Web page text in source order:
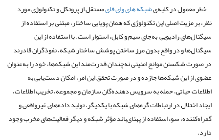
خطرمعمولدرکلیهیشبکههایوای فایمستقلازپروتکلوتکنولوژیمورد
نظر،برمزیتاصلیاینتکنولوژیکههمانپویاییساختار،مبتنیبراستفادهاز
سیگنالهایرادیوییبهجایسیموکابل،استواراست.بااستفادهازاین
سیگنالهاودرواقعبدونمرزساختنپوششساختارشبکه،نفوذگرانقادرند
درصورتشکستنموانعامنیتینهچندانقدرتمنداینشبکهها،خودرابهعنوان
عضویازاینشبکههاجازدهودرصورتتحققاینامر،امکاندستیابیبه
اطلاعاتحیاتی،حملهبهسرویسدهندهگانسازمانومجموعه،تخریباطلاعات،
ایجاداختلالدرارتباطاتگرههایشبکهبایکدیگر،تولیددادههایغیرواقعیو
گمراهکننده،سوءاستفادهازپهنایباندمؤثرشبکهودیگرفعالیتهایمخربوجود
دارد.